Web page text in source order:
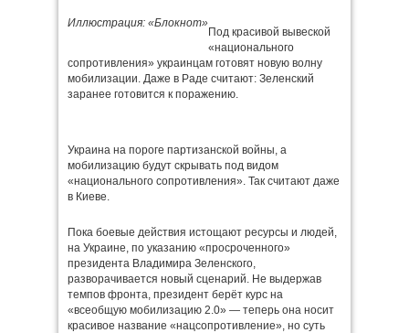
Иллюстрация: «Блокнот»
Под красивой вывеской
«национального
сопротивления» украинцам готовят новую волну
мобилизации. Даже в Раде считают: Зеленский
заранее готовится к поражению.
Украина на пороге партизанской войны, а
мобилизацию будут скрывать под видом
«национального сопротивления». Так считают даже
в Киеве.
Пока боевые действия истощают ресурсы и людей,
на Украине, по указанию «просроченного»
президента Владимира Зеленского,
разворачивается новый сценарий. Не выдержав
темпов фронта, президент берёт курс на
«всеобщую мобилизацию 2.0» — теперь она носит
красивое название «нацсопротивление», но суть